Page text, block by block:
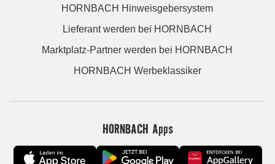
HORNBACH Hinweisgebersystem
Lieferant werden bei HORNBACH
Marktplatz-Partner werden bei HORNBACH
HORNBACH Werbeklassiker
HORNBACH Apps